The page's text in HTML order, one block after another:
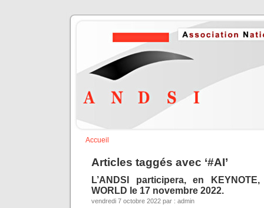
Accueil
Articles taggés avec ‘#AI’
L’ANDSI participera, en
WORLD le 17 novembre 2022.
vendredi 7 octobre 2022 par : admin